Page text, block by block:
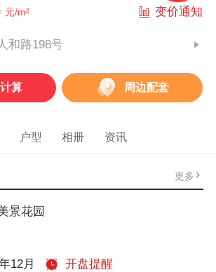
元/m² 变价通知
和路198号
算 周边配套
户型 相册 资讯
更多
景花园
12月
开盘提醒